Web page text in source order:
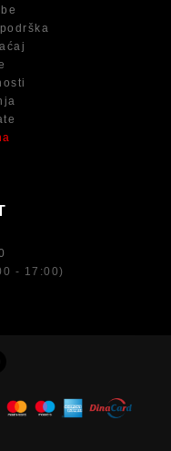
- 17:00)